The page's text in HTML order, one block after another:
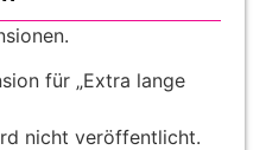
für „Extra lange
nicht veröffentlicht.